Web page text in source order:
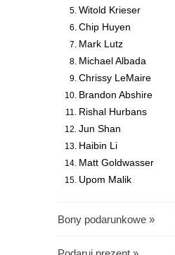
Witold Krieser
Chip Huyen
Mark Lutz
Michael Albada
Chrissy LeMaire
Brandon Abshire
Rishal Hurbans
Jun Shan
Haibin Li
Matt Goldwasser
Upom Malik
Bony podarunkowe »